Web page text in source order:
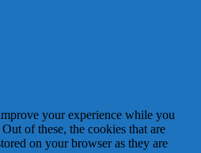
your experience while you
of these, the cookies that are
on your browser as they are